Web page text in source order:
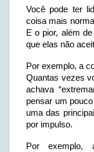
Você pode ter
coisa mais
E o pior, além
que elas não
Por exemplo, a
Quantas vezes
achava
pensar um
uma das
por impulso.
Por exemplo,